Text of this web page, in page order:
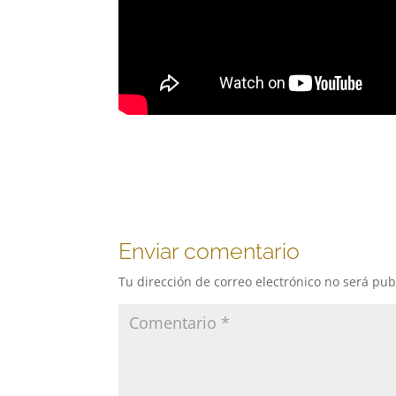
Enviar comentario
Tu dirección de correo electrónico no será